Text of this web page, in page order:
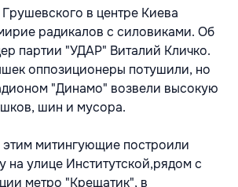
в центре Киева
радикалов с силовиками. Об
партии "УДАР" Виталий Кличко.
оппозиционеры потушили, но
"Динамо" возвели высокую
шин и мусора.
митингующие построили
на улице Институтской,рядом с
метро "Крещатик", в